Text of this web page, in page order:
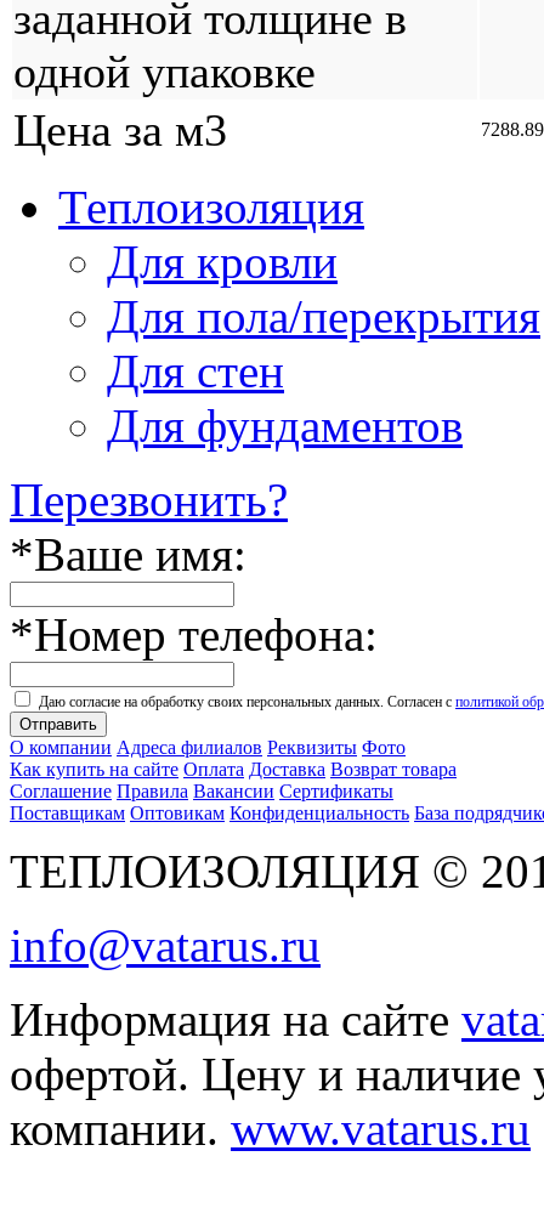
заданной толщине в
одной упаковке
Цена за м3
Теплоизоляция
Для кровли
Для пола/перекрытия
Для стен
Для фундаментов
Перезвонить?
*Ваше имя:
*Номер телефона:
Даю согласие на обработку своих персональных данных. Согласен с политикой
Отправить
О компании Адреса филиалов Реквизиты Фото
Как купить на сайте Оплата Доставка Возврат товара
Соглашение Правила Вакансии Сертификаты
Поставщикам Оптовикам Конфиденциальность База
ТЕПЛОИЗОЛЯЦИЯ ©
info@vatarus.ru
Информация на сайте
офертой. Цену и наличие
компании. www.vatarus.ru